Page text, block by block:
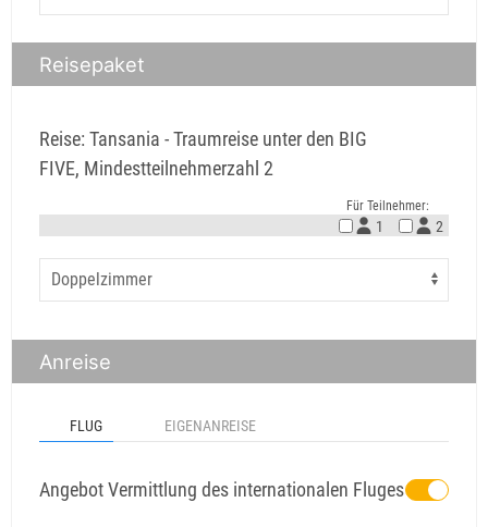
Reisepaket
Reise: Tansania - Traumreise unter den BIG
FIVE, Mindestteilnehmerzahl 2
Für Teilnehmer:
1 2
Anreise
FLUG EIGENANREISE
Angebot Vermittlung des internationalen Fluges